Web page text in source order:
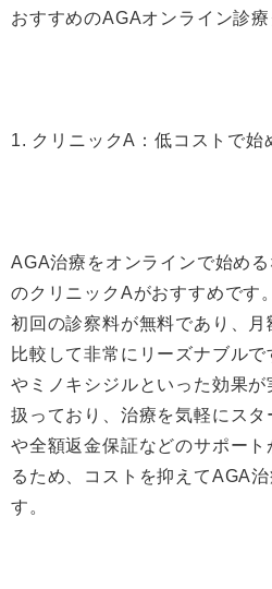
おすすめのAGAオンライン診
1. クリニックA：低コストで始
AGA治療をオンラインで始め
のクリニックAがおすすめです
初回の診察料が無料であり、月
比較して非常にリーズナブル
やミノキシジルといった効果
扱っており、治療を気軽にスタ
や全額返金保証などのサポー
るため、コストを抑えてAGA
す。